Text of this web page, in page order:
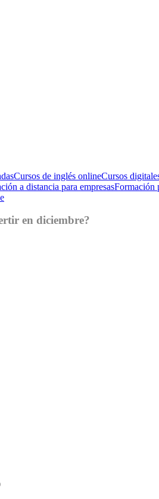
Cursos de inglés onlineCursos
a distancia para empresasFormación
en diciembre?